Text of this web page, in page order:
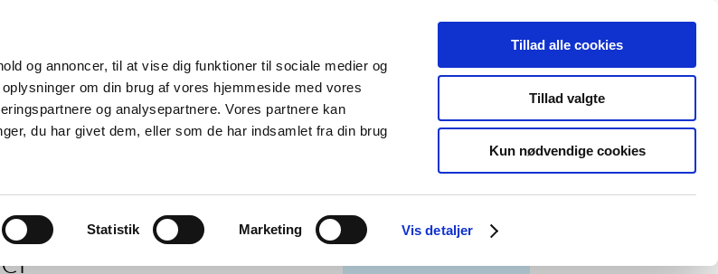
og annoncer, til at vise dig funktioner til sociale medier og
om din brug af vores hjemmeside med vores
og analysepartnere. Vores partnere kan
du har givet dem, eller som de har indsamlet fra din brug
Statistik Marketing Vis detaljer
Tillad alle cookies
Tillad valgte
Kun nødvendige cookies
Nyheder Om os Kontakt Udgivelser
Tilskud og
Apoteker og salg af
Medicinsk
Særlige
produktområder